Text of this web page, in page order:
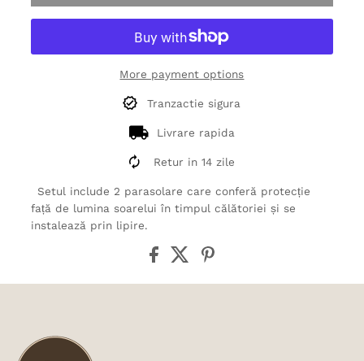
More payment options
Tranzactie sigura
Livrare rapida
Retur in 14 zile
Setul include 2 parasolare care conferă protecție
față de lumina soarelui în timpul călătoriei și se
instalează prin lipire.